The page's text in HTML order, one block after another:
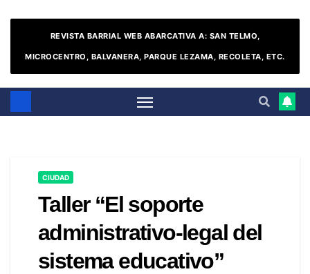
REVISTA BARRIAL WEB ABARCATIVA A: SAN TELMO,
MICROCENTRO, BALVANERA, PARQUE LEZAMA, RECOLETA, ETC.
CIUDAD
Taller “El soporte
administrativo-legal del
sistema educativo”